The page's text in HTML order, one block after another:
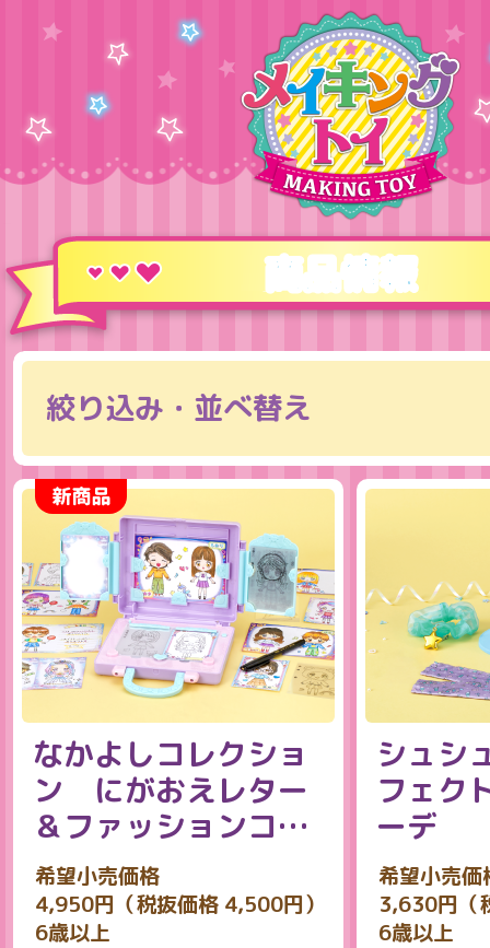
商品情報
絞り込み・並べ替え
なかよしコレクショ
ン にがおえレター
＆ファッションコー
デ
希望小売価格
4,950円（税抜価格 4,500円）
6歳以上
シュシ
フェク
ーデ
希望小売価
3,630円（
6歳以上